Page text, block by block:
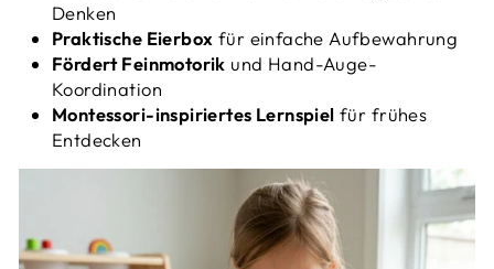
Denken
Praktische Eierbox für einfache Aufbewahrung
Fördert Feinmotorik und Hand-Auge-
Koordination
Montessori-inspiriertes Lernspiel für frühes
Entdecken